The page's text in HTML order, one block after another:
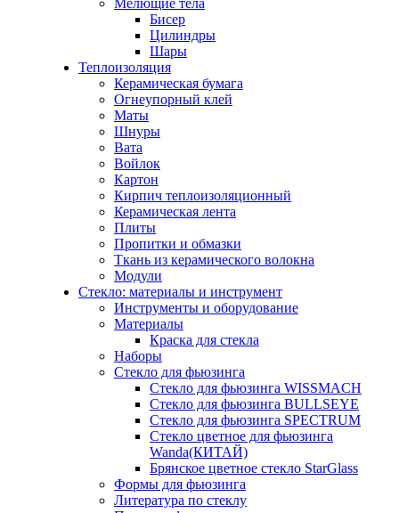
Мелющие тела
Бисер
Цилиндры
Шары
Теплоизоляция
Керамическая бумага
Огнеупорный клей
Маты
Шнуры
Вата
Войлок
Картон
Кирпич теплоизоляционный
Керамическая лента
Плиты
Пропитки и обмазки
Ткань из керамического волокна
Модули
Стекло: материалы и инструмент
Инструменты и оборудование
Материалы
Краска для стекла
Наборы
Стекло для фьюзинга
Стекло для фьюзинга WISSMACH
Стекло для фьюзинга BULLSEYE
Стекло для фьюзинга SPECTRUM
Стекло цветное для фьюзинга
Wanda(КИТАЙ)
Брянское цветное стекло StarGlass
Формы для фьюзинга
Литература по стеклу